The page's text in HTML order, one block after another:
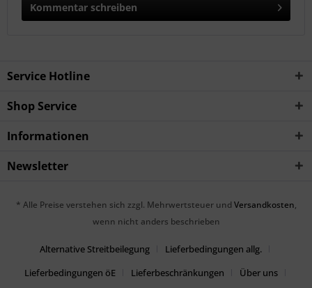
Kommentar schreiben
Service Hotline
Shop Service
Informationen
Newsletter
* Alle Preise verstehen sich zzgl. Mehrwertsteuer und Versandkosten,
wenn nicht anders beschrieben
Alternative Streitbeilegung
Lieferbedingungen allg.
Lieferbedingungen öE
Lieferbeschränkungen Über uns